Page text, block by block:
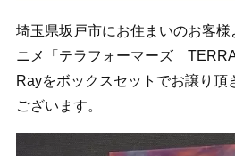
埼玉県坂戸市にお住まいのお客
ニメ「テラフォーマーズ
Rayをボックスセットでお譲り頂
ございます。